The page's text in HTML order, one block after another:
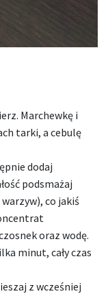
Marchewkę i
tarki, a cebulę
dodaj
podsmażaj
co jakiś
oraz wodę.
minut, cały czas
z wcześniej